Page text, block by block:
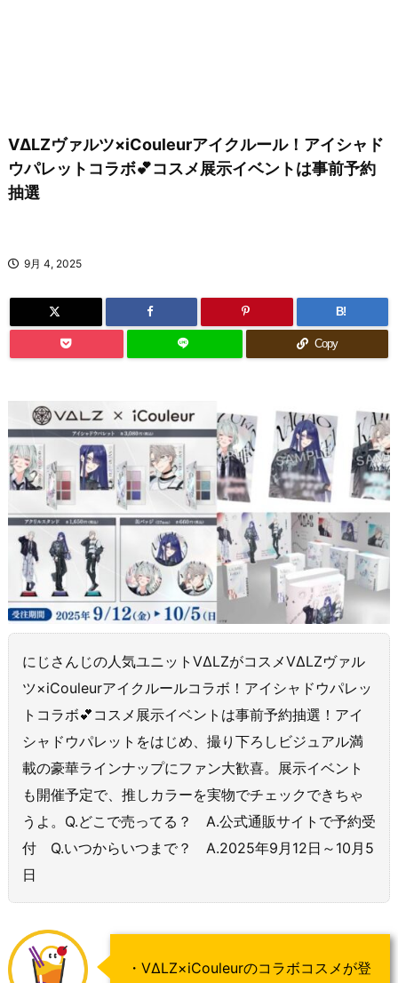
VΔLZヴァルツ×iCouleurアイクルール！アイシャド
ウパレットコラボ💕コスメ展示イベントは事前予約
抽選
9月 4, 2025
B!
Copy
にじさんじの人気ユニットVΔLZがコスメVΔLZヴァル
ツ×iCouleurアイクルールコラボ！アイシャドウパレッ
トコラボ💕コスメ展示イベントは事前予約抽選！アイ
シャドウパレットをはじめ、撮り下ろしビジュアル満
載の豪華ラインナップにファン大歓喜。展示イベント
も開催予定で、推しカラーを実物でチェックできちゃ
うよ。Q.どこで売ってる？ A.公式通販サイトで予約受
付 Q.いつからいつまで？ A.2025年9月12日～10月5
日
・VΔLZ×iCouleurのコラボコスメが登